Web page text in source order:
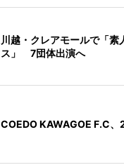
川越・クレアモールで「素
ス」 7団体出演へ
COEDO KAWAGOE F.C